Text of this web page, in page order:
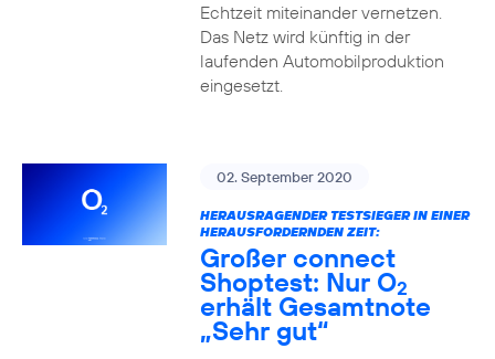
Echtzeit miteinander vernetzen.
Das Netz wird künftig in der
laufenden Automobilproduktion
eingesetzt.
02. September 2020
HERAUSRAGENDER TESTSIEGER IN EINER
HERAUSFORDERNDEN ZEIT:
Großer connect
Shoptest: Nur O2
erhält Gesamtnote
„Sehr gut“